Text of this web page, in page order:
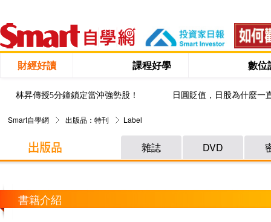
財經好讀 課程好學 數位
林昇傳授5分鐘鎖定當沖強勢股！ 日圓貶值，日股為什麼一
Smart自學網 出版品：特刊 Label
雜誌 DVD
書籍介紹